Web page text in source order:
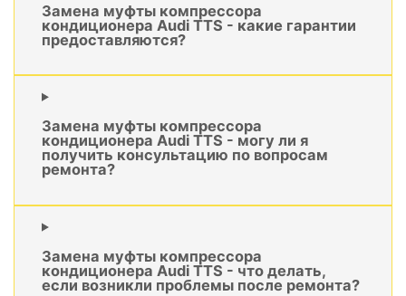
Замена муфты компрессора
кондиционера Audi TTS - какие гарантии
предоставляются?
Замена муфты компрессора
кондиционера Audi TTS - могу ли я
получить консультацию по вопросам
ремонта?
Замена муфты компрессора
кондиционера Audi TTS - что делать,
если возникли проблемы после ремонта?